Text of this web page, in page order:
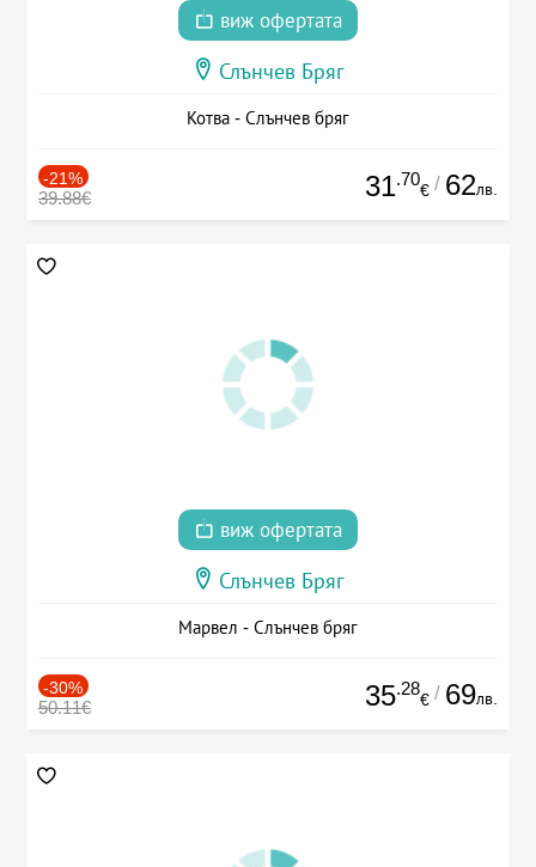
виж офертата
Слънчев Бряг
Котва - Слънчев бряг
-21%
39.88€ 31.70
€ / 62лв.
виж офертата
Слънчев Бряг
Марвел - Слънчев бряг
-30%
50.11€ 35.28
€ / 69лв.